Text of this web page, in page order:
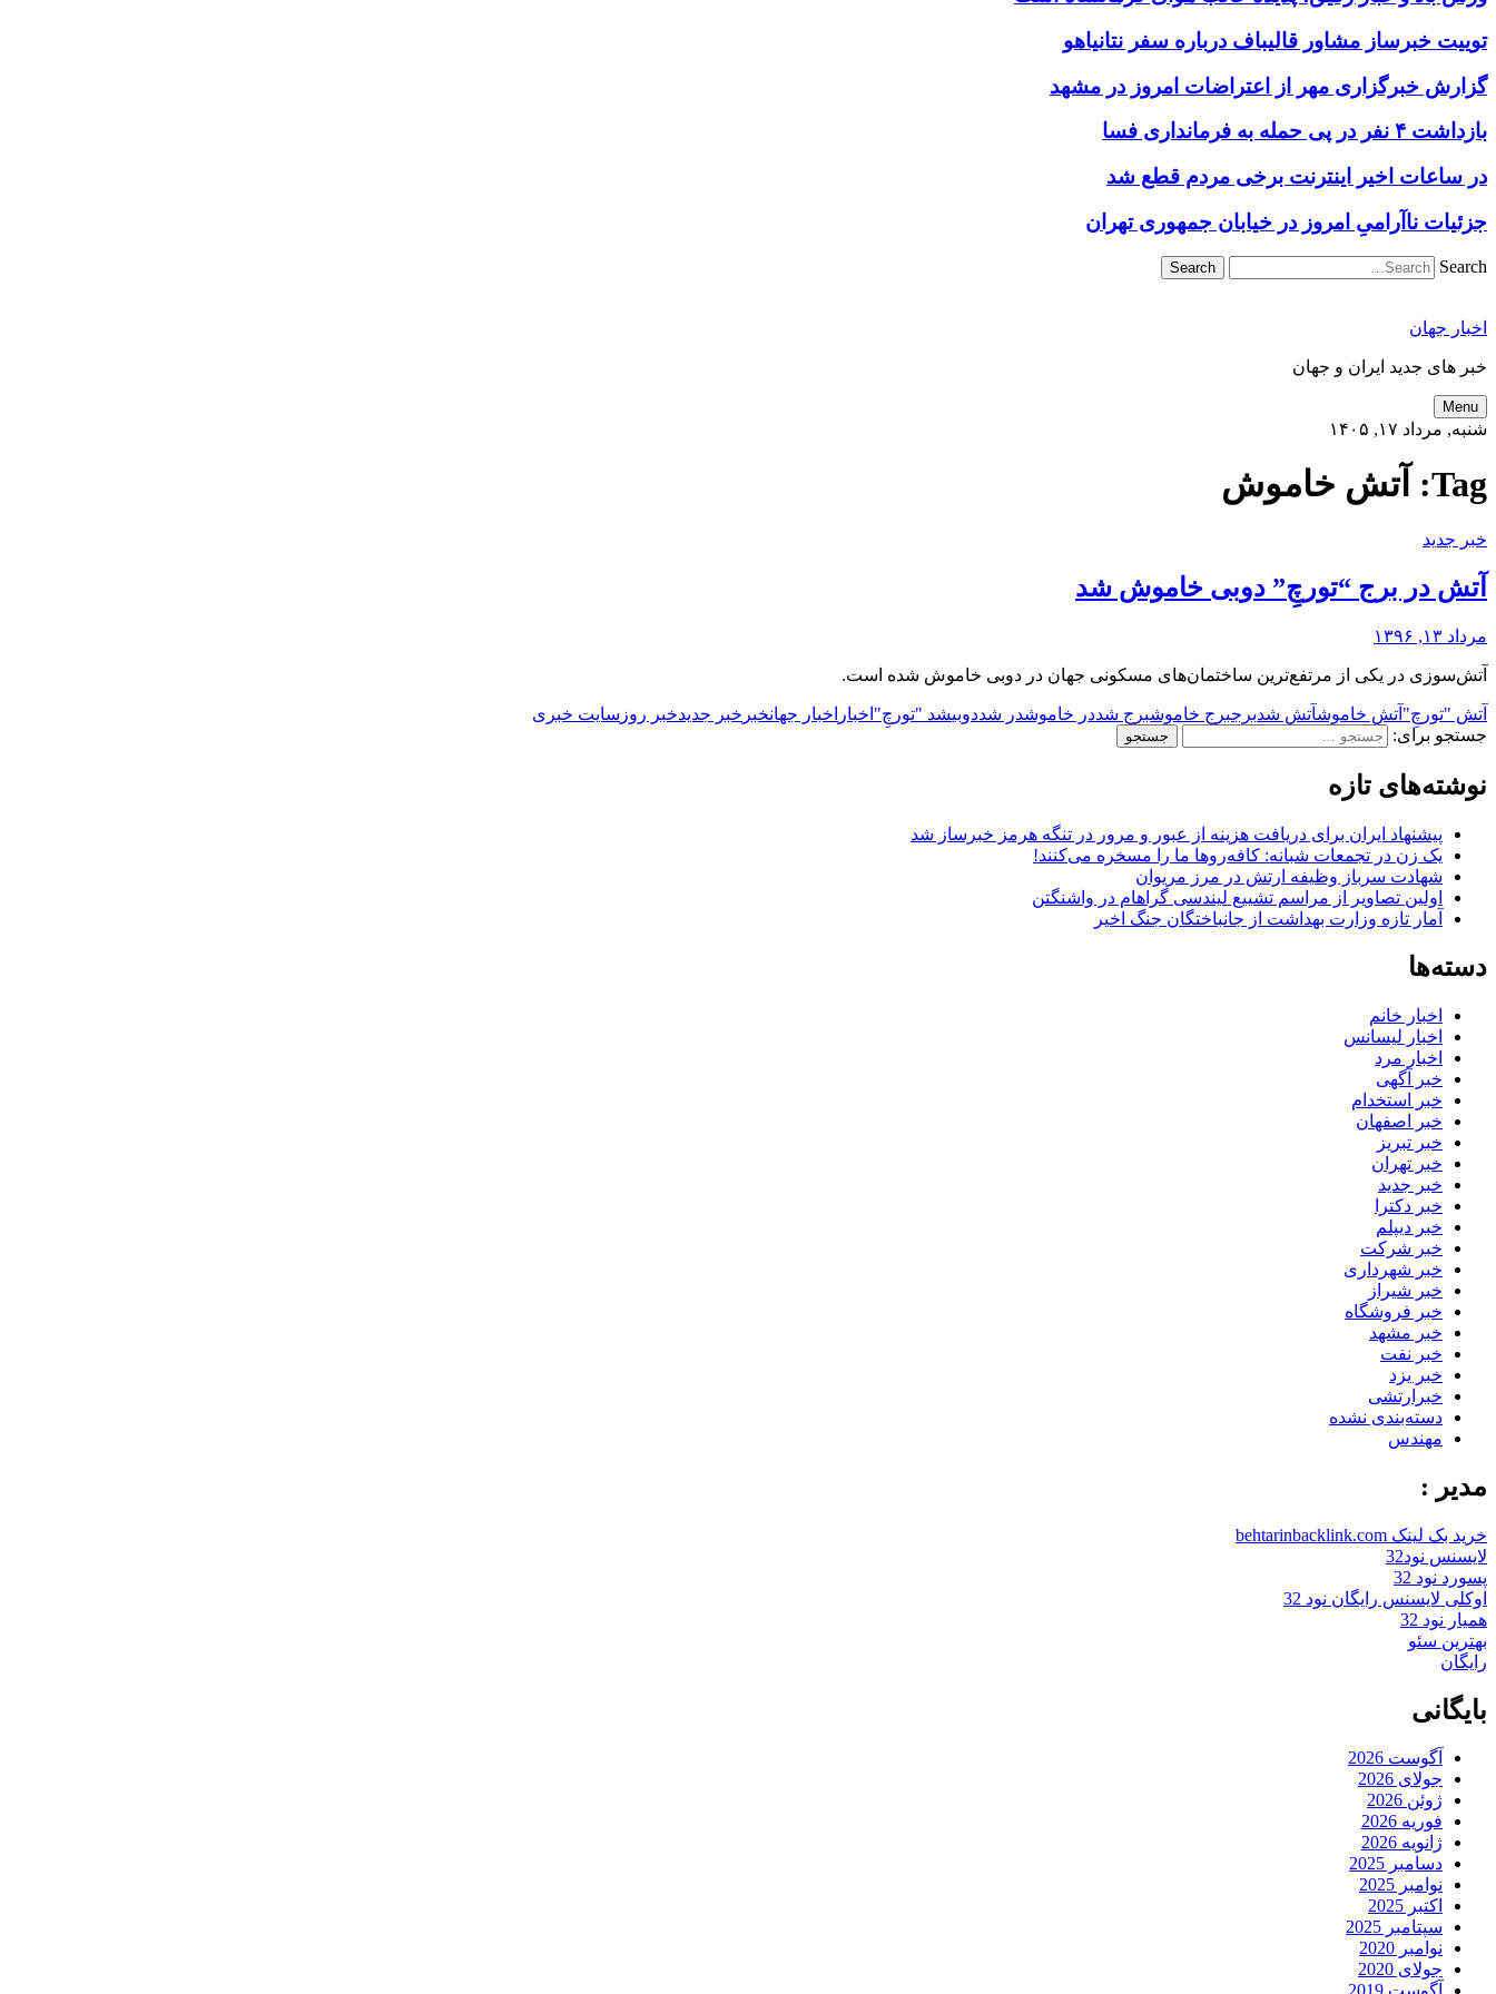
توییت خبرساز مشاور قالیباف درباره سفر نتانیاهو
گزارش خبرگزاری مهر از اعتراضات امروز در مشهد
بازداشت ۴ نفر در پی حمله به فرمانداری فسا
در ساعات اخیر اینترنت برخی مردم قطع شد
جزئیات ناآرامیِ امروز در خیابان جمهوری تهران
Search
اخبار جهان
خبر های جدید ایران و جهان
Menu
شنبه, مرداد ۱۷, ۱۴۰۵
Tag: آتش‌ خاموش
خبر جدید
آتش‌ در برج “تورچِ” دوبی خاموش شد
مرداد ۱۳, ۱۳۹۶
آتش‌سوزی در یکی از مرتفع‌ترین ساختمان‌های مسکونی جهان در دوبی خاموش شده است.
آتش‌ "تورچِ" آتش‌ خاموشآتش‌ شدبرجبرج خاموشبرج شددر خاموشدر شددوبیشد "تورچِ" اخبار اخبار جهانخبر خبر جدیدخبر روز سایت خبری
جستجو برای:
نوشته‌های تازه
پیشنهاد ایران برای دریافت هزینه از عبور و مرور در تنگه هرمز خبرساز شد
یک زن در تجمعات شبانه: کافه‌روها ما را مسخره می‌کنند!
شهادت سرباز وظیفه ارتش در مرز مریوان
اولین تصاویر از مراسم تشییع لیندسی گراهام در واشنگتن
آمار تازه وزارت بهداشت از جانباختگان جنگ اخیر
دسته‌ها
اخبار خانم
اخبار لیسانس
اخبار مرد
خبر آگهی
خبر استخدام
خبر اصفهان
خبر تبریز
خبر تهران
خبر جدید
خبر دکترا
خبر دیپلم
خبر شرکت
خبر شهرداری
خبر شیراز
خبر فروشگاه
خبر مشهد
خبر نفت
خبر یزد
خبرارتشی
دسته‌بندی نشده
مهندس
مدیر :
خرید بک لینک behtarinbacklink.com
لایسنس نود32
پسورد نود 32
اوکلی لایسنس رایگان نود 32
همیار نود 32
بهترین سئو
رایگان
بایگانی
آگوست 2026
جولای 2026
ژوئن 2026
فوریه 2026
ژانویه 2026
دسامبر 2025
نوامبر 2025
اکتبر 2025
سپتامبر 2025
نوامبر 2020
جولای 2020